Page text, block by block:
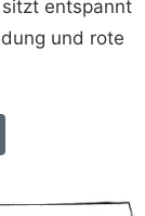
entspannt
und rote